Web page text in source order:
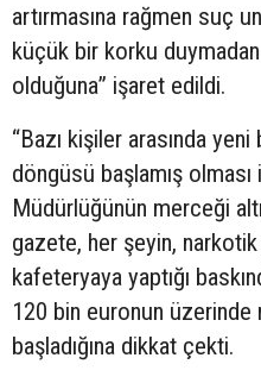
artırmasına rağmen suç
küçük bir korku
olduğuna” işaret edildi.
“Bazı kişiler arasında
döngüsü başlamış
Müdürlüğünün merceği
gazete, her şeyin,
kafeteryaya yaptığı
120 bin euronun
başladığına dikkat çekti.